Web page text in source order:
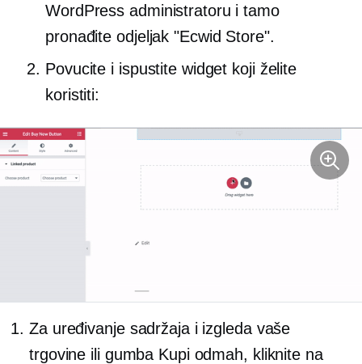
WordPress administratoru i tamo
pronađite odjeljak "Ecwid Store".
Povucite i ispustite widget koji želite
koristiti:
Za uređivanje sadržaja i izgleda vaše
trgovine ili gumba Kupi odmah, kliknite na